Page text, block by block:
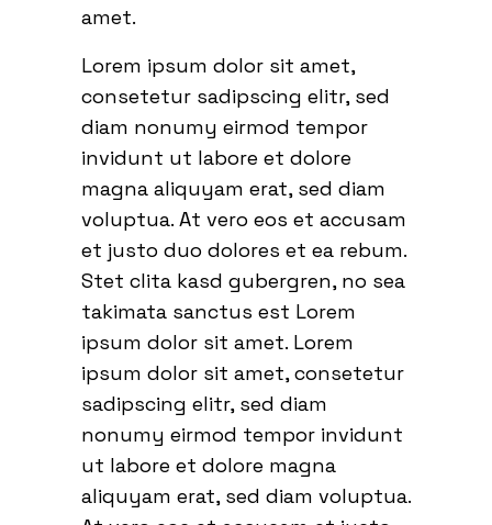
amet.
Lorem ipsum dolor sit amet,
consetetur sadipscing elitr, sed
diam nonumy eirmod tempor
invidunt ut labore et dolore
magna aliquyam erat, sed diam
voluptua. At vero eos et accusam
et justo duo dolores et ea rebum.
Stet clita kasd gubergren, no sea
takimata sanctus est Lorem
ipsum dolor sit amet. Lorem
ipsum dolor sit amet, consetetur
sadipscing elitr, sed diam
nonumy eirmod tempor invidunt
ut labore et dolore magna
aliquyam erat, sed diam voluptua.